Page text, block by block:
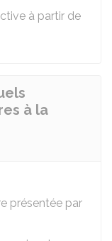
à partir de
à la
présentée par